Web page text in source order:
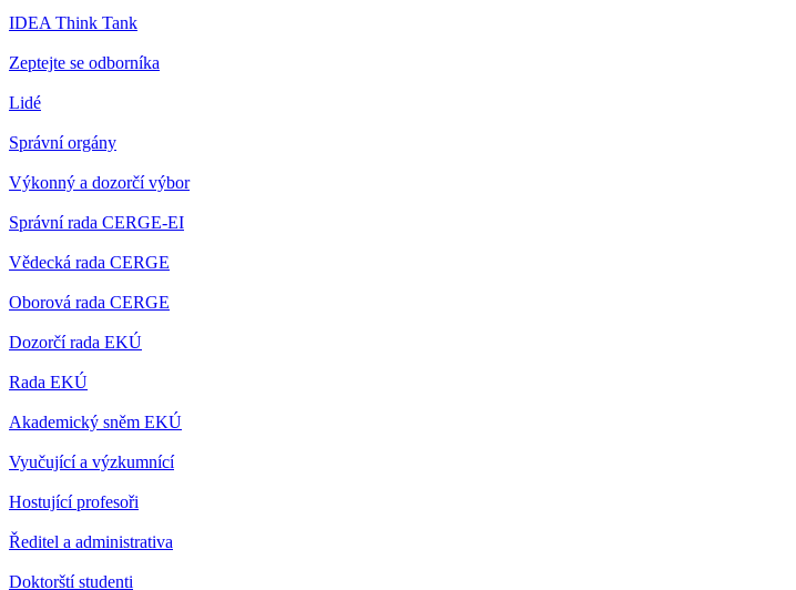
IDEA Think Tank
Zeptejte se odborníka
Lidé
Správní orgány
Výkonný a dozorčí výbor
Správní rada CERGE-EI
Vědecká rada CERGE
Oborová rada CERGE
Dozorčí rada EKÚ
Rada EKÚ
Akademický sněm EKÚ
Vyučující a výzkumnící
Hostující profesoři
Ředitel a administrativa
Doktorští studenti